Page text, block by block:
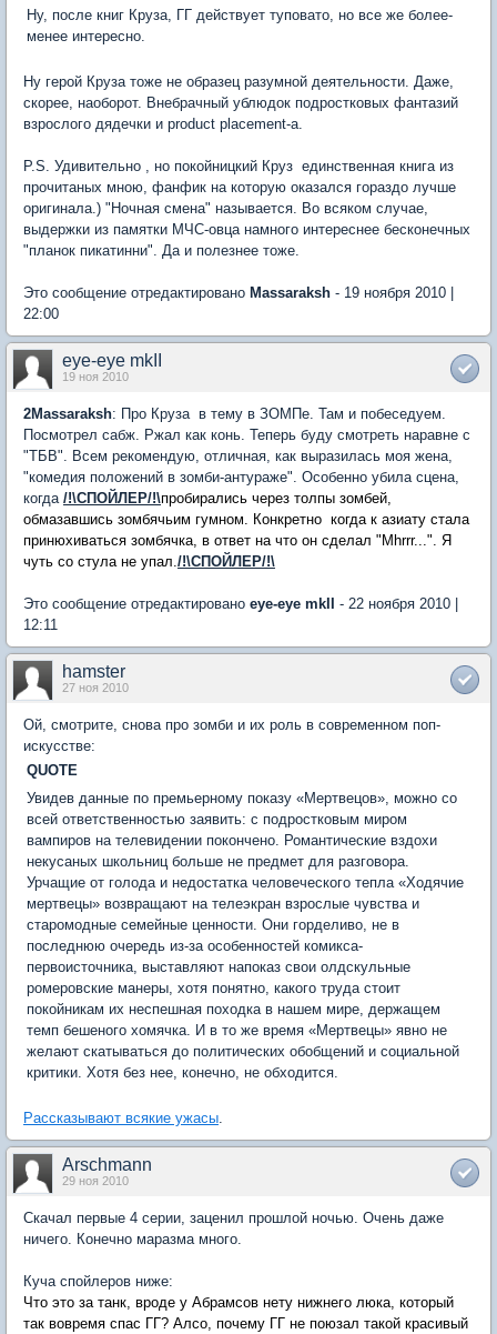
Ну, после книг Круза, ГГ действует туповато, но все же более-
менее интересно.
Ну герой Круза тоже не образец разумной деятельности. Даже,
скорее, наоборот. Внебрачный ублюдок подростковых фантазий
взрослого дядечки и product placement-а.
P.S. Удивительно , но покойницкий Круз  единственная книга из
прочитаных мною, фанфик на которую оказался гораздо лучше
оригинала.) "Ночная смена" называется. Во всяком случае,
выдержки из памятки МЧС-овца намного интереснее бесконечных
"планок пикатинни". Да и полезнее тоже.
Это сообщение отредактировано Massaraksh - 19 ноября 2010 |
22:00
eye-eye mkII
19 ноя 2010
2Massaraksh: Про Круза  в тему в ЗОМПе. Там и побеседуем.
Посмотрел сабж. Ржал как конь. Теперь буду смотреть наравне с
"ТБВ". Всем рекомендую, отличная, как выразилась моя жена,
"комедия положений в зомби-антураже". Особенно убила сцена,
когда /!\СПОЙЛЕР/!\пробирались через толпы зомбей,
обмазавшись зомбячьим гумном. Конкретно  когда к азиату стала
принюхиваться зомбячка, в ответ на что он сделал "Mhrrr...". Я
чуть со стула не упал./!\СПОЙЛЕР/!\
Это сообщение отредактировано eye-eye mkII
- 22 ноября 2010 |
12:11
hamster
27 ноя 2010
Ой, смотрите, снова про зомби и их роль в современном поп-
искусстве:
QUOTE
Увидев данные по премьерному показу «Мертвецов», можно со
всей ответственностью заявить: с подростковым миром
вампиров на телевидении покончено. Романтические вздохи
некусаных школьниц больше не предмет для разговора.
Урчащие от голода и недостатка человеческого тепла «Ходячие
мертвецы» возвращают на телеэкран взрослые чувства и
старомодные семейные ценности. Они горделиво, не в
последнюю очередь из-за особенностей комикса-
первоисточника, выставляют напоказ свои олдскульные
ромеровские манеры, хотя понятно, какого труда стоит
покойникам их неспешная походка в нашем мире, держащем
темп бешеного хомячка. И в то же время «Мертвецы» явно не
желают скатываться до политических обобщений и социальной
критики. Хотя без нее, конечно, не обходится.
Рассказывают всякие ужасы.
Arschmann
29 ноя 2010
Скачал первые 4 серии, заценил прошлой ночью. Очень даже
ничего. Конечно маразма много.
Куча спойлеров ниже:
Что это за танк, вроде у Абрамсов нету нижнего люка, который
так вовремя спас ГГ? Алсо, почему ГГ не поюзал такой красивый